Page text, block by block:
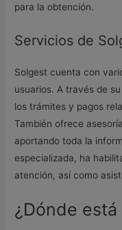
para la obtención.
Servicios de
Solgest cuenta con
usuarios. A través de
los trámites y pagos
También ofrece
aportando toda la
especializada, ha
atención, así como
¿Dónde está